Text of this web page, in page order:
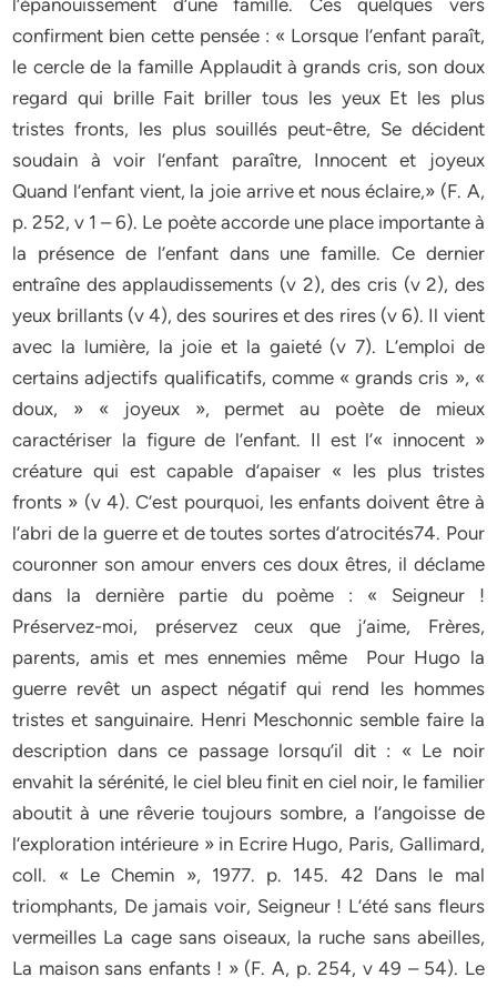
l’épanouissement d’une famille. Ces quelques vers
confirment bien cette pensée : « Lorsque l’enfant paraît,
le cercle de la famille Applaudit à grands cris, son doux
regard qui brille Fait briller tous les yeux Et les plus
tristes fronts, les plus souillés peut-être, Se décident
soudain à voir l’enfant paraître, Innocent et joyeux
Quand l’enfant vient, la joie arrive et nous éclaire,» (F. A,
p. 252, v 1 – 6). Le poète accorde une place importante à
la présence de l’enfant dans une famille. Ce dernier
entraîne des applaudissements (v 2), des cris (v 2), des
yeux brillants (v 4), des sourires et des rires (v 6). Il vient
avec la lumière, la joie et la gaieté (v 7). L’emploi de
certains adjectifs qualificatifs, comme « grands cris », «
doux, » « joyeux », permet au poète de mieux
caractériser la figure de l’enfant. Il est l’« innocent »
créature qui est capable d’apaiser « les plus tristes
fronts » (v 4). C’est pourquoi, les enfants doivent être à
l’abri de la guerre et de toutes sortes d’atrocités74. Pour
couronner son amour envers ces doux êtres, il déclame
dans la dernière partie du poème : « Seigneur !
Préservez-moi, préservez ceux que j’aime, Frères,
parents, amis et mes ennemies même Pour Hugo la
guerre revêt un aspect négatif qui rend les hommes
tristes et sanguinaire. Henri Meschonnic semble faire la
description dans ce passage lorsqu’il dit : « Le noir
envahit la sérénité, le ciel bleu finit en ciel noir, le familier
aboutit à une rêverie toujours sombre, a l’angoisse de
l’exploration intérieure » in Ecrire Hugo, Paris, Gallimard,
coll. « Le Chemin », 1977. p. 145. 42 Dans le mal
triomphants, De jamais voir, Seigneur ! L’été sans fleurs
vermeilles La cage sans oiseaux, la ruche sans abeilles,
La maison sans enfants ! » (F. A, p. 254, v 49 – 54). Le